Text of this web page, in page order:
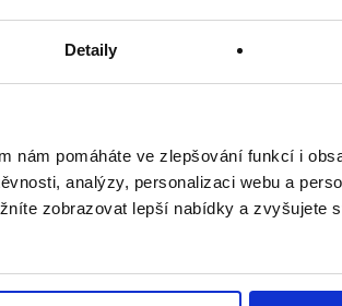
Detaily
nám pomáháte ve zlepšování funkcí i
analýzy, personalizaci webu a
zobrazovat lepší nabídky a zvyšujete